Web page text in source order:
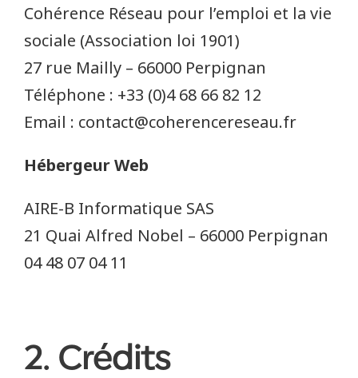
Cohérence Réseau pour l’emploi et la vie
sociale (Association loi 1901)
27 rue Mailly – 66000 Perpignan
Téléphone : +33 (0)4 68 66 82 12
Email : contact@coherencereseau.fr
Hébergeur Web
AIRE-B Informatique SAS
21 Quai Alfred Nobel – 66000 Perpignan
04 48 07 04 11
2. Crédits